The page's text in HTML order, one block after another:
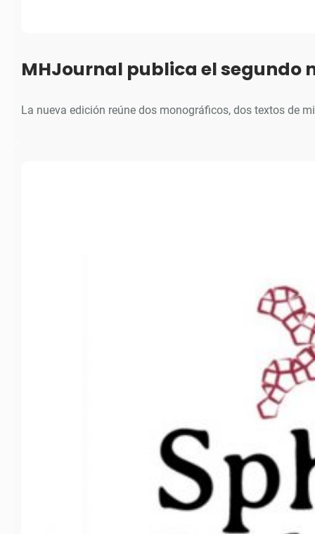
MHJournal publica el segundo
La nueva edición reúne dos monográficos, dos textos de